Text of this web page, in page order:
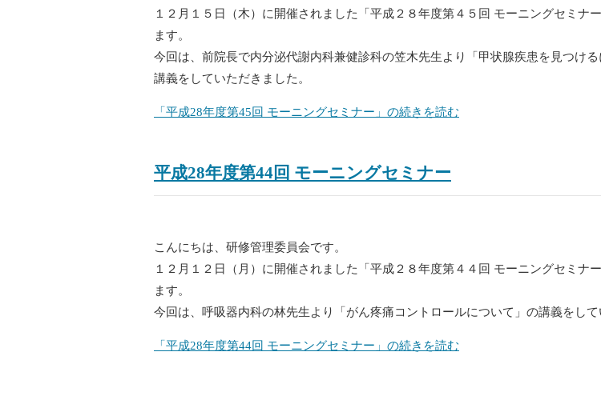
１２月１５日（木）に開催されました「平成２８年度第４５回 モーニングセミナ
ます。
今回は、前院長で内分泌代謝内科兼健診科の笠木先生より「甲状腺疾患を見つけ
講義をしていただきました。
「平成28年度第45回 モーニングセミナー」の続きを読む
平成28年度第44回 モーニングセミナー
こんにちは、研修管理委員会です。
１２月１２日（月）に開催されました「平成２８年度第４４回 モーニングセミナ
ます。
今回は、呼吸器内科の林先生より「がん疼痛コントロールについて」の講義をして
「平成28年度第44回 モーニングセミナー」の続きを読む